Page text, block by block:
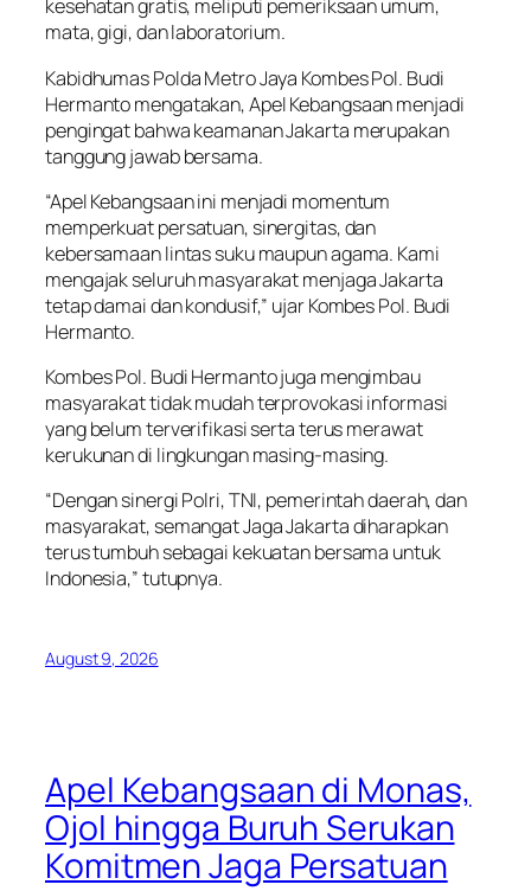
kesehatan gratis, meliputi pemeriksaan umum,
mata, gigi, dan laboratorium.
Kabidhumas Polda Metro Jaya Kombes Pol. Budi
Hermanto mengatakan, Apel Kebangsaan menjadi
pengingat bahwa keamanan Jakarta merupakan
tanggung jawab bersama.
“Apel Kebangsaan ini menjadi momentum
memperkuat persatuan, sinergitas, dan
kebersamaan lintas suku maupun agama. Kami
mengajak seluruh masyarakat menjaga Jakarta
tetap damai dan kondusif,” ujar Kombes Pol. Budi
Hermanto.
Kombes Pol. Budi Hermanto juga mengimbau
masyarakat tidak mudah terprovokasi informasi
yang belum terverifikasi serta terus merawat
kerukunan di lingkungan masing-masing.
“Dengan sinergi Polri, TNI, pemerintah daerah, dan
masyarakat, semangat Jaga Jakarta diharapkan
terus tumbuh sebagai kekuatan bersama untuk
Indonesia,” tutupnya.
August 9, 2026
Apel Kebangsaan di Monas,
Ojol hingga Buruh Serukan
Komitmen Jaga Persatuan